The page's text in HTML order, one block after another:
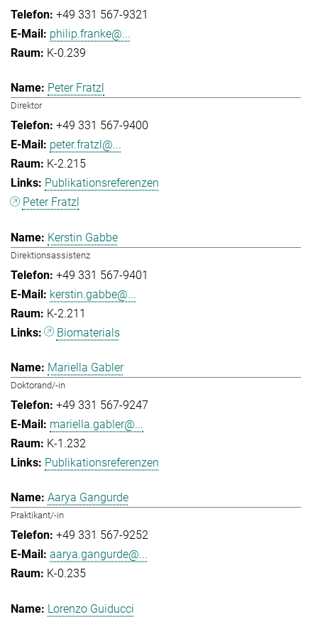
+49 331 567-9321
philip.franke@...
K-0.239
Peter Fratzl
Direktor
+49 331 567-9400
peter.fratzl@...
K-2.215
Publikationsreferenzen
Peter Fratzl
Kerstin Gabbe
Direktionsassistenz
+49 331 567-9401
kerstin.gabbe@...
K-2.211
Biomaterials
Mariella Gabler
Doktorand/-in
+49 331 567-9247
mariella.gabler@...
K-1.232
Publikationsreferenzen
Aarya Gangurde
Praktikant/-in
+49 331 567-9252
aarya.gangurde@...
K-0.235
Lorenzo Guiducci